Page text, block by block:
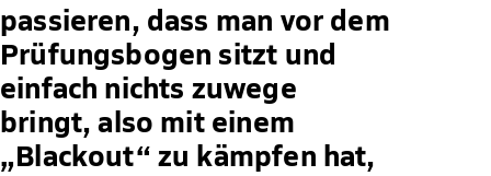
passieren, dass man vor dem
Prüfungsbogen sitzt und
einfach nichts zuwege
bringt, also mit einem
„Blackout“ zu kämpfen hat,